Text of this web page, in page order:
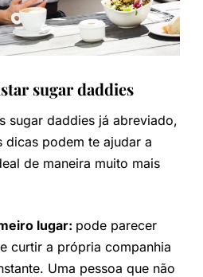
sugar daddies
sugar daddies já abreviado,
dicas podem te ajudar a
de maneira muito mais
lugar: pode parecer
curtir a própria companhia
Uma pessoa que não